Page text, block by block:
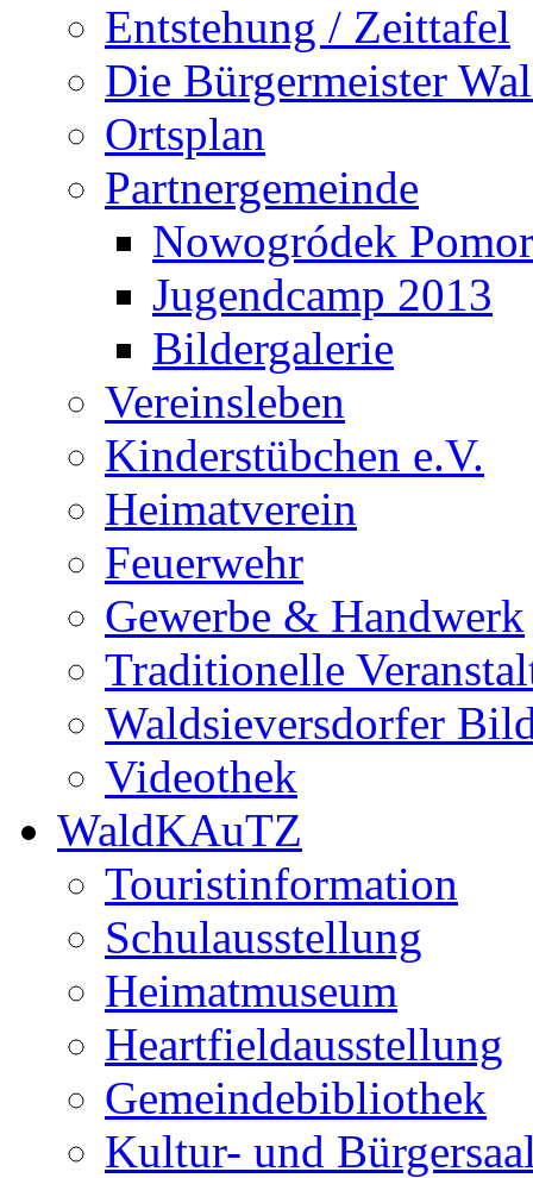
Entstehung / Zeittafel
Die Bürgermeister
Ortsplan
Partnergemeinde
Nowogródek
Jugendcamp 2013
Bildergalerie
Vereinsleben
Kinderstübchen e.V.
Heimatverein
Feuerwehr
Gewerbe & Handwerk
Traditionelle
Waldsieversdorfer
Videothek
WaldKAuTZ
Touristinformation
Schulausstellung
Heimatmuseum
Heartfieldausstellung
Gemeindebibliothek
Kultur- und